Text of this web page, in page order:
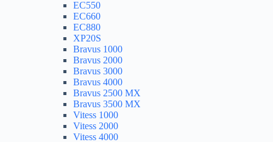
EC550
EC660
EC880
XP20S
Bravus 1000
Bravus 2000
Bravus 3000
Bravus 4000
Bravus 2500 MX
Bravus 3500 MX
Vitess 1000
Vitess 2000
Vitess 4000